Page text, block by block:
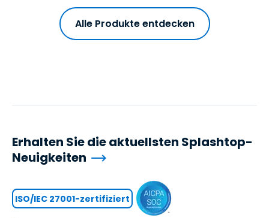
Alle Produkte entdecken
Erhalten Sie die aktuellsten Splashtop-
Neuigkeiten
ISO/IEC 27001-zertifiziert